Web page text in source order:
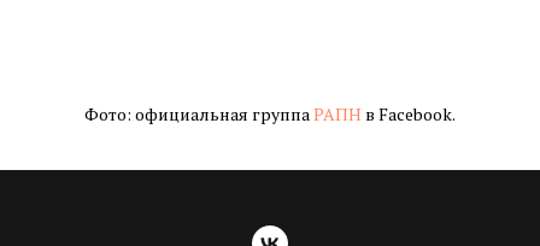
Фото: официальная группаРАПН в Facebook.